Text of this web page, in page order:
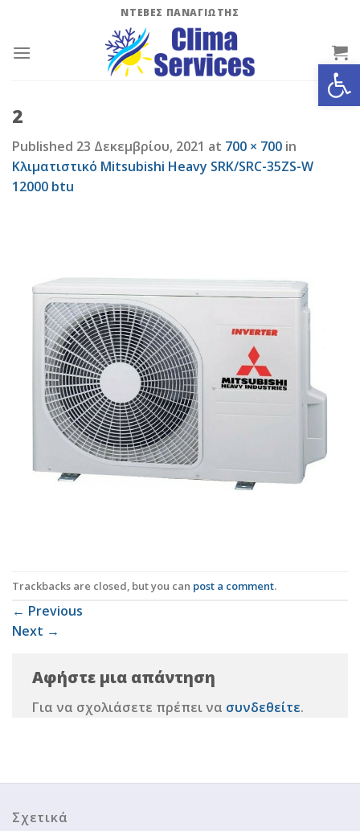
content
ΝΤΕΒΕΣ ΠΑΝΑΓΙΩΤΗΣ
2
Published 23 Δεκεμβρίου, 2021 at 700 × 700 in
Κλιματιστικό Mitsubishi Heavy SRK/SRC-35ZS-W
12000 btu
Trackbacks are closed, but you can post a comment.
← Previous
Next →
Αφήστε μια απάντηση
Για να σχολιάσετε πρέπει να συνδεθείτε.
Σχετικά